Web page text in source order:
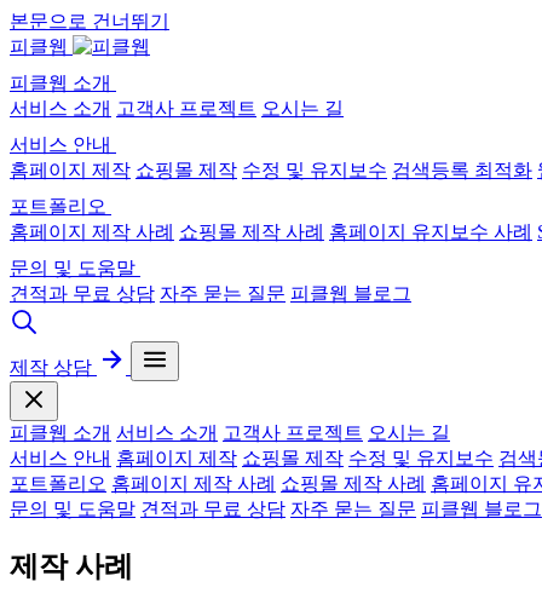
본문으로 건너뛰기
피클웹
피클웹 소개
서비스 소개 고객사 프로젝트 오시는 길
서비스 안내
홈페이지 제작 쇼핑몰 제작 수정 및 유지보수 검색등록 최적화
포트폴리오
홈페이지 제작 사례 쇼핑몰 제작 사례 홈페이지 유지보수 사례
문의 및 도움말
견적과 무료 상담 자주 묻는 질문 피클웹 블로그
제작 상담
피클웹 소개 서비스 소개 고객사 프로젝트 오시는 길
서비스 안내 홈페이지 제작 쇼핑몰 제작 수정 및 유지보수 검색
포트폴리오 홈페이지 제작 사례 쇼핑몰 제작 사례 홈페이지 유
문의 및 도움말 견적과 무료 상담 자주 묻는 질문 피클웹 블로그
제작 사례